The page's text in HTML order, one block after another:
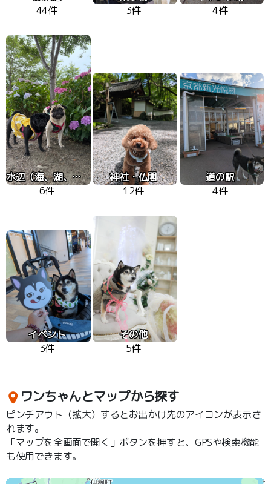
44件
3件
4件
水辺（海、湖、川）
6件
神社・仏閣
12件
道の駅
4件
イベント
3件
その他
5件
ワンちゃんとマップから探す
ピンチアウト（拡大）するとお出かけ先のアイコンが表示さ
れます。
「マップを全画面で開く」ボタンを押すと、GPSや検索機能
も使用できます。